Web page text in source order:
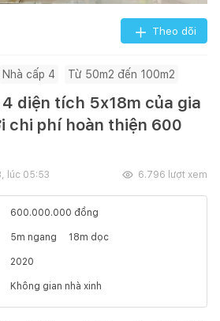
Theo dõi
Nhà cấp 4 Từ 50m2 đến 100m2
diện tích 5x18m của gia
chi phí hoàn thiện 600
lúc 05:53 6.796 lượt xem
600.000.000 đồng
5m ngang 18m dọc
2020
Không gian nhà xinh